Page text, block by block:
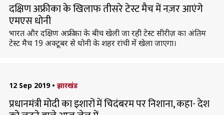
दक्षिण अफ्रीका के खिलाफ तीसरे टेस्ट मैच में नज़र आएंगे
एमएस धोनी
भारत और दक्षिण अफ्रीका के बीच खेली जा रही टेस्ट सीरीज़ का अंतिम
टेस्ट मैच 19 अक्टूबर से धोनी के शहर रांची में खेला जाएगा।
12 Sep 2019 • झारखंड
प्रधानमंत्री मोदी का इशारों में चिदंबरम पर निशाना, कहा- देश